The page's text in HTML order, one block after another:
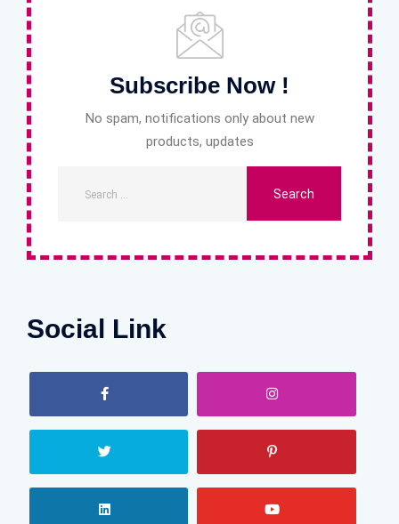
Subscribe Now !
No spam, notifications only about new
products, updates
Social Link